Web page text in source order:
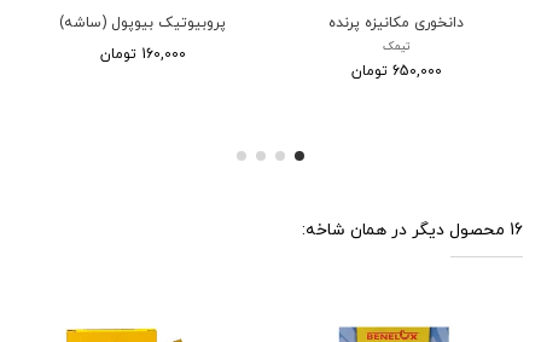
دانخوری مکانیزه پرنده
تیمک
650,000 تومان
پروبیوتیک بیوپول (ساشه)
160,000 تومان
16 محصول دیگر در همان شاخه: